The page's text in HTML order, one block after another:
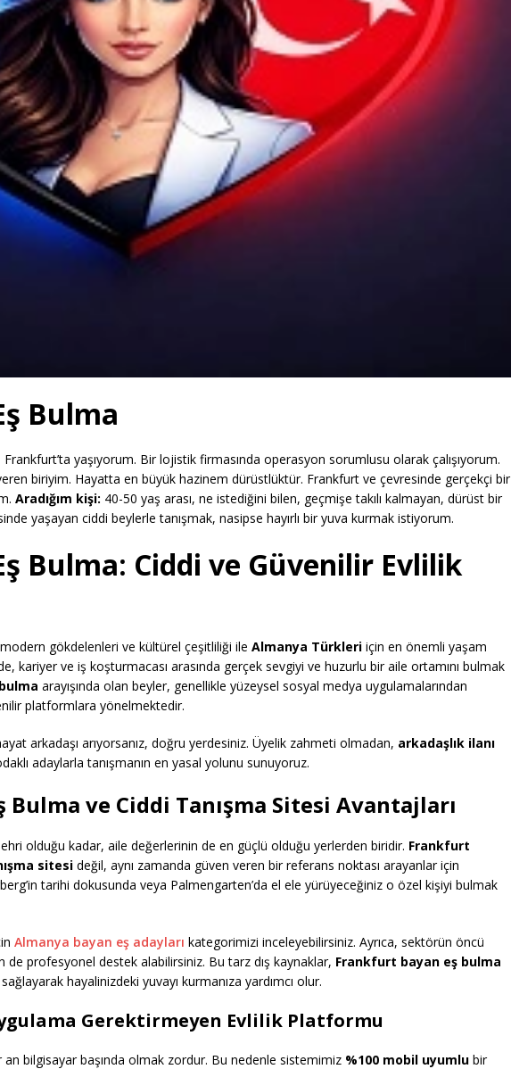
Bulma
Frankfurt’ta yaşıyorum. Bir lojistik firmasında operasyon sorumlusu olarak çalışıyorum.
biriyim. Hayatta en büyük hazinem dürüstlüktür. Frankfurt ve çevresinde gerçekçi bir
Aradığım kişi: 40-50 yaş arası, ne istediğini bilen, geçmişe takılı kalmayan, dürüst bir
yaşayan ciddi beylerle tanışmak, nasipse hayırlı bir yuva kurmak istiyorum.
Bulma: Ciddi ve Güvenilir Evlilik
gökdelenleri ve kültürel çeşitliliği ile Almanya Türkleri için en önemli yaşam
kariyer ve iş koşturmacası arasında gerçek sevgiyi ve huzurlu bir aile ortamını bulmak
arayışında olan beyler, genellikle yüzeysel sosyal medya uygulamalarından
platformlara yönelmektedir.
arkadaşı arıyorsanız, doğru yerdesiniz. Üyelik zahmeti olmadan, arkadaşlık ilanı
adaylarla tanışmanın en yasal yolunu sunuyoruz.
Bulma ve Ciddi Tanışma Sitesi Avantajları
olduğu kadar, aile değerlerinin de en güçlü olduğu yerlerden biridir. Frankfurt
sitesi değil, aynı zamanda güven veren bir referans noktası arayanlar için
tarihi dokusunda veya Palmengarten’da el ele yürüyeceğiniz o özel kişiyi bulmak
Almanya bayan eş adayları kategorimizi inceleyebilirsiniz. Ayrıca, sektörün öncü
de profesyonel destek alabilirsiniz. Bu tarz dış kaynaklar, Frankfurt bayan eş bulma
hayalinizdeki yuvayı kurmanıza yardımcı olur.
Gerektirmeyen Evlilik Platformu
an bilgisayar başında olmak zordur. Bu nedenle sistemimiz %100 mobil uyumlu bir